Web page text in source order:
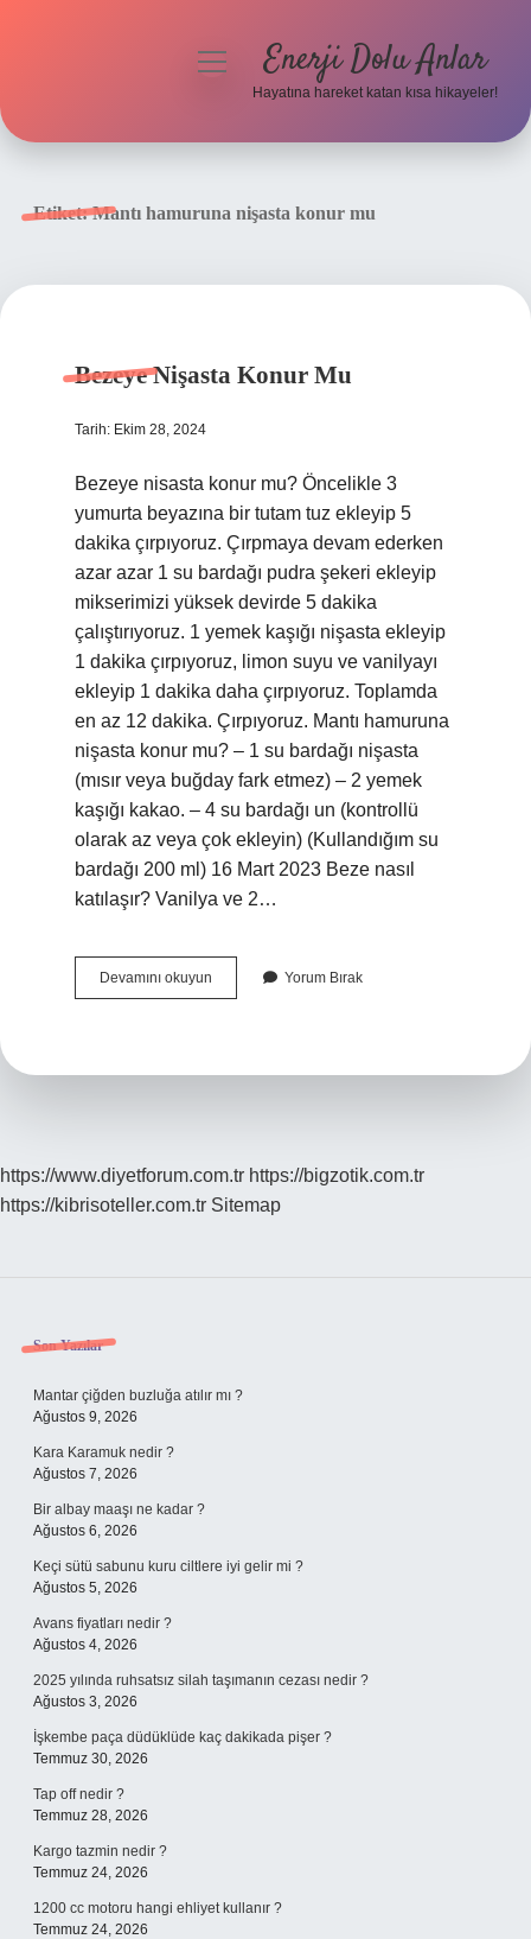
menüyüEnerji Dolu Anlar
Hayatına hareket katan kısa hikayeler!
Etiket:Mantı hamuruna nişasta konur mu
Bezeye Nişasta Konur Mu
Tarih: Ekim 28, 2024
Bezeye nisasta konur mu? Öncelikle 3
yumurta beyazına bir tutam tuz ekleyip 5
dakika çırpıyoruz. Çırpmaya devam ederken
azar azar 1 su bardağı pudra şekeri ekleyip
mikserimizi yüksek devirde 5 dakika
çalıştırıyoruz. 1 yemek kaşığı nişasta ekleyip
1 dakika çırpıyoruz, limon suyu ve vanilyayı
ekleyip 1 dakika daha çırpıyoruz. Toplamda
en az 12 dakika. Çırpıyoruz. Mantı hamuruna
nişasta konur mu? – 1 su bardağı nişasta
(mısır veya buğday fark etmez) – 2 yemek
kaşığı kakao. – 4 su bardağı un (kontrollü
olarak az veya çok ekleyin) (Kullandığım su
bardağı 200 ml) 16 Mart 2023 Beze nasıl
katılaşır? Vanilya ve 2…
Devamını okuyun
Nişasta
Yorum Bırak
https://www.diyetforum.com.tr https://bigzotik.com.tr
https://kibrisoteller.com.tr Sitemap
Sidebar
Son Yazılar
Mantar çiğden buzluğa atılır mı ?
Ağustos 9, 2026
Kara Karamuk nedir ?
Ağustos 7, 2026
Bir albay maaşı ne kadar ?
Ağustos 6, 2026
Keçi sütü sabunu kuru ciltlere iyi gelir mi ?
Ağustos 5, 2026
Avans fiyatları nedir ?
Ağustos 4, 2026
2025 yılında ruhsatsız silah taşımanın cezası nedir ?
Ağustos 3, 2026
İşkembe paça düdüklüde kaç dakikada pişer ?
Temmuz 30, 2026
Tap off nedir ?
Temmuz 28, 2026
Kargo tazmin nedir ?
Temmuz 24, 2026
1200 cc motoru hangi ehliyet kullanır ?
Temmuz 24, 2026